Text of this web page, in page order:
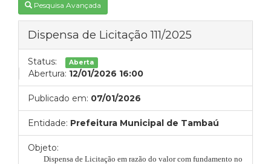
Pesquisa Avançada
Dispensa de Licitação 111/2025
Status: Aberta
Abertura: 12/01/2026 16:00
Publicado em: 07/01/2026
Entidade: Prefeitura Municipal de Tambaú
Objeto:
Dispensa de Licitação em razão do valor com fundamento no